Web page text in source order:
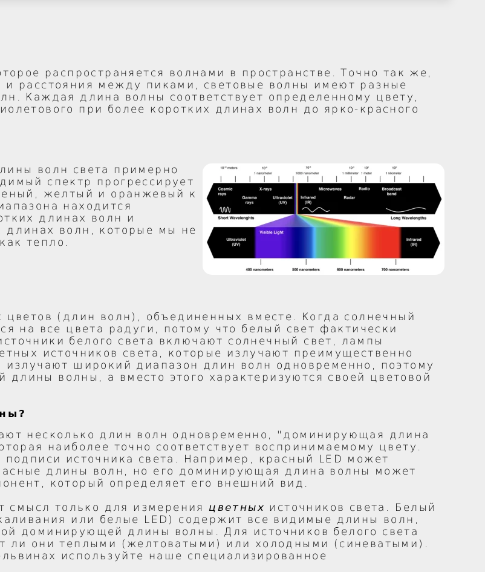
распространяется волнами в пространстве. Точно так же,
расстояния между пиками, световые волны имеют разные
Каждая длина волны соответствует определенному цвету,
при более коротких длинах волн до ярко-красного
волн света примерно
спектр прогрессирует
желтый и оранжевый к
находится
длинах волн и
волн, которые мы не
тепло.
цветов (длин волн), объединенных вместе. Когда солнечный
на все цвета радуги, потому что белый свет фактически
белого света включают солнечный свет, лампы
источников света, которые излучают преимущественно
излучают широкий диапазон длин волн одновременно, поэтому
волны, а вместо этого характеризуются своей цветовой
несколько длин волн одновременно, "доминирующая длина
наиболее точно соответствует воспринимаемому цвету.
источника света. Например, красный LED может
длины волн, но его доминирующая длина волны может
который определяет его внешний вид.
только для измерения цветных источников света. Белый
или белые LED) содержит все видимые длины волн,
доминирующей длины волны. Для источников белого света
ли они теплыми (желтоватыми) или холодными (синеватыми).
используйте наше специализированное